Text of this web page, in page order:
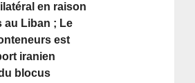
en raison
au Liban ; Le
est
iranien
blocus